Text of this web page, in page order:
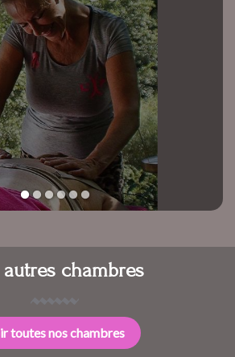
1 3 4 6
autres chambres
toutes nos chambres